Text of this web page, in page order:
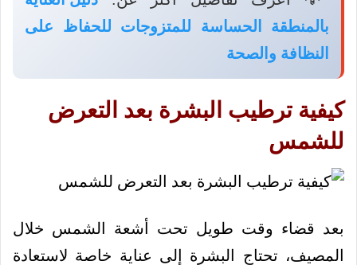
بالمنطقة الحساسة للمتزوجات للحفاظ على
النظافة والصحة
كيفية ترطيب البشرة بعد التعرض
للشمس
بعد قضاء وقت طويل تحت أشعة الشمس خلال
المصيف، تحتاج البشرة إلى عناية خاصة لاستعادة